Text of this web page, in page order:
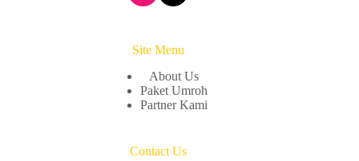
Site Menu
About Us
Paket Umroh
Partner Kami
Contact Us